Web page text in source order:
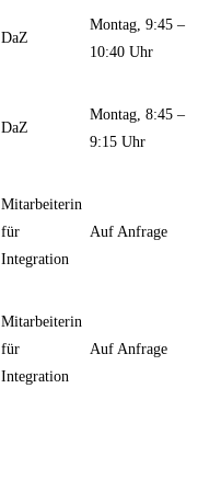
DaZ
Montag, 9:45 –
10:40 Uhr
DaZ
Montag, 8:45 –
9:15 Uhr
Mitarbeiterin
für
Integration
Auf Anfrage
Mitarbeiterin
für
Integration
Auf Anfrage